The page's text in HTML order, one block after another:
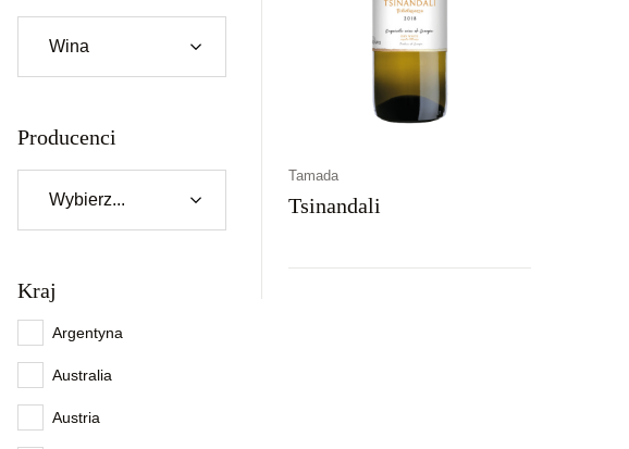
Producenci
Kraj
Argentyna
Australia
Austria
Tamada
Tsinandali